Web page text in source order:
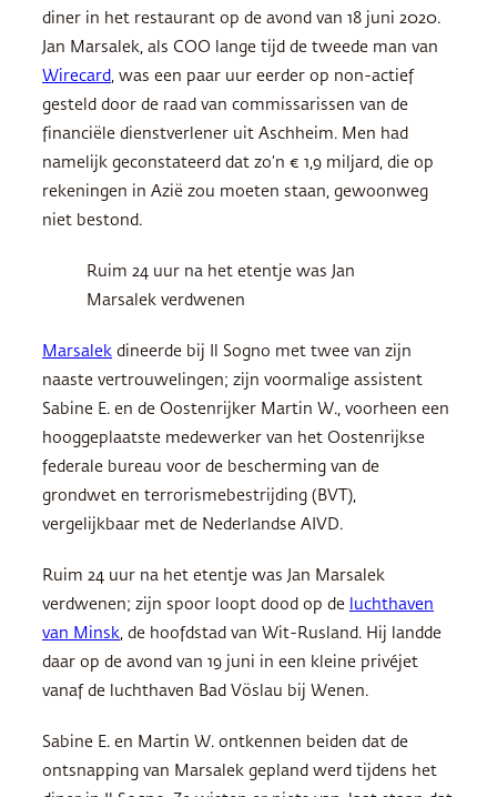
diner in het restaurant op de avond van 18 juni 2020.
Jan Marsalek, als COO lange tijd de tweede man van
Wirecard, was een paar uur eerder op non-actief
gesteld door de raad van commissarissen van de
financiële dienstverlener uit Aschheim. Men had
namelijk geconstateerd dat zo’n € 1,9 miljard, die op
rekeningen in Azië zou moeten staan, gewoonweg
niet bestond.
Ruim 24 uur na het etentje was Jan
Marsalek verdwenen
Marsalek dineerde bij Il Sogno met twee van zijn
naaste vertrouwelingen; zijn voormalige assistent
Sabine E. en de Oostenrijker Martin W., voorheen een
hooggeplaatste medewerker van het Oostenrijkse
federale bureau voor de bescherming van de
grondwet en terrorismebestrijding (BVT),
vergelijkbaar met de Nederlandse AIVD.
Ruim 24 uur na het etentje was Jan Marsalek
verdwenen; zijn spoor loopt dood op de
luchthaven
van Minsk, de hoofdstad van Wit-Rusland. Hij landde
daar op de avond van 19 juni in een kleine privéjet
vanaf de luchthaven Bad Vöslau bij Wenen.
Sabine E. en Martin W. ontkennen beiden dat de
ontsnapping van Marsalek gepland werd tijdens het